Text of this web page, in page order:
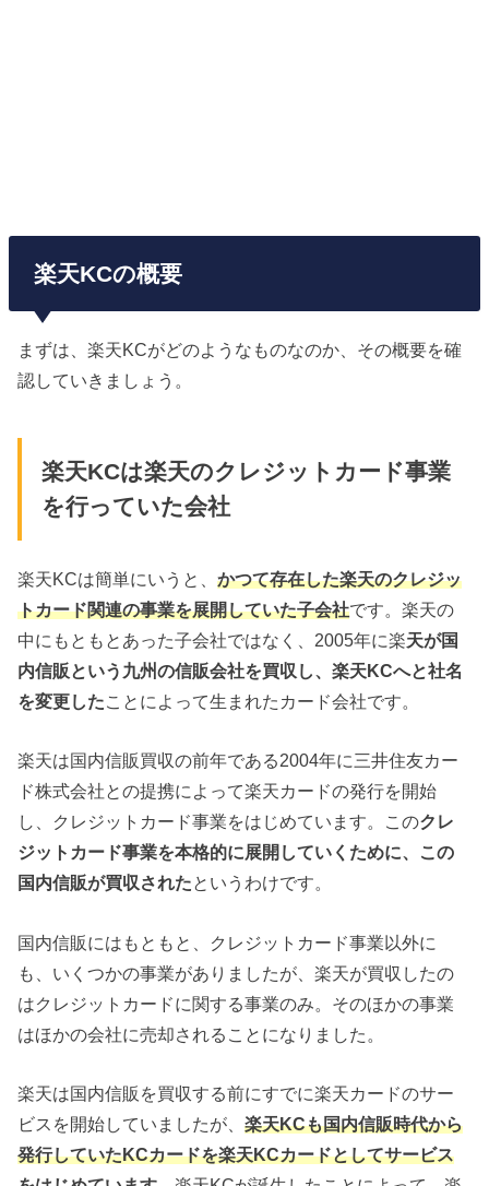
楽天KCの概要
まずは、楽天KCがどのようなものなのか、その概要を確
認していきましょう。
楽天KCは楽天のクレジットカード事業
を行っていた会社
楽天KCは簡単にいうと、かつて存在した楽天のクレジッ
トカード関連の事業を展開していた子会社です。楽天の
中にもともとあった子会社ではなく、2005年に楽天が国
内信販という九州の信販会社を買収し、楽天KCへと社名
を変更したことによって生まれたカード会社です。
楽天は国内信販買収の前年である2004年に三井住友カー
ド株式会社との提携によって楽天カードの発行を開始
し、クレジットカード事業をはじめています。このクレ
ジットカード事業を本格的に展開していくために、この
国内信販が買収されたというわけです。
国内信販にはもともと、クレジットカード事業以外に
も、いくつかの事業がありましたが、楽天が買収したの
はクレジットカードに関する事業のみ。そのほかの事業
はほかの会社に売却されることになりました。
楽天は国内信販を買収する前にすでに楽天カードのサー
ビスを開始していましたが、楽天KCも国内信販時代から
発行していたKCカードを楽天KCカードとしてサービス